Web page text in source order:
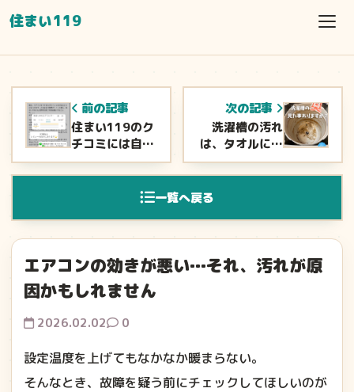
住まい119
前の記事
住まい119のク
チコミには自信
があります
&#x2728;
一覧へ戻る
次の記事
洗濯槽の汚れ
は、タオルに出
やすい？
エアコンの効きが悪い…それ、汚れが原
因かもしれません
2026.02.02 0
設定温度を上げてもなかなか暖まらない。
そんなとき、故障を疑う前にチェックしてほしいのが